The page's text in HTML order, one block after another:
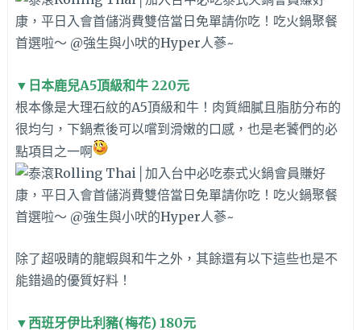
▼ 日本鹿兒A5頂級和牛 220元
根本像是大理石紋的A5頂級和牛！肉質細膩且脂肪分布的
很均勻，下鍋煮後可以嚐到滑嫩的口感，也是老饕們的必
點項目之一啊
除了超吸睛的龍蝦與和牛之外，其餘還有以下這些也是不
能錯過的優質好料！
▼ 西班牙伊比利豬(梅花) 180元